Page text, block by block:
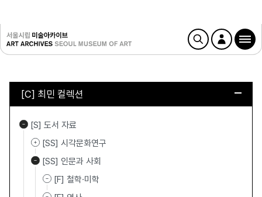
[C] 최민 컬렉션
[S] 도서 자료
[SS] 시각문화연구
[SS] 인문과 사회
[F] 철학·미학